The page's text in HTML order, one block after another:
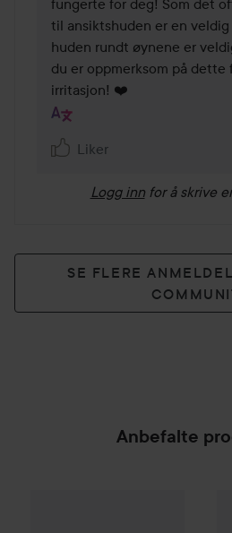
til ansiktshuden er en veldig
huden rundt øynene er
du er oppmerksom på dette
irritasjon! ❤️
Liker
Logg inn for å skrive
SE FLERE
Anbefalte